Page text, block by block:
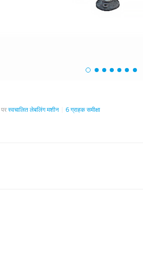
परस्वचालित लेबलिंग मशीन 6 ग्राहक समीक्षा